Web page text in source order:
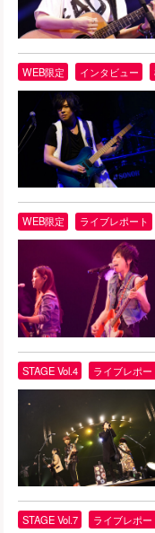
WEB限定 インタビュー
WEB限定 ライブレポート
STAGE Vol.4 ライブレポー
STAGE Vol.7 ライブレポー